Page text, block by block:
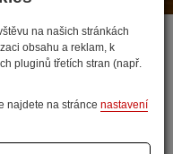
na našich stránkách
obsahu a reklam, k
pluginů třetích stran (např.
najdete na stránce nastavení